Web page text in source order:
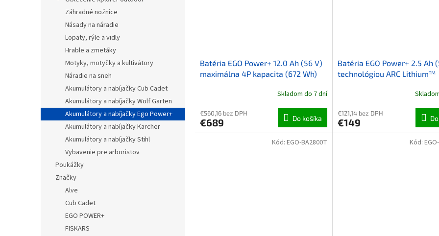
Záhradné nožnice
Násady na náradie
Lopaty, rýle a vidly
Hrable a zmetáky
Motyky, motyčky a kultivátory
Náradie na sneh
Akumulátory a nabíjačky Cub Cadet
Akumulátory a nabíjačky Wolf Garten
Akumulátory a nabíjačky Ego Power+
Akumulátory a nabíjačky Karcher
Akumulátory a nabíjačky Stihl
Vybavenie pre arboristov
Poukážky
Značky
Alve
Cub Cadet
EGO POWER+
FISKARS
Batéria EGO Power+ 12.0 Ah (56 V)
maximálna 4P kapacita (672 Wh)
Skladom do 7 dní
€560,16 bez DPH
€689 Do košíka
Batéria EGO Power+ 2.5 Ah
technológiou ARC Lithium™
€121,14 bez DPH
€149
Kód: EGO-BA2800T Kód: